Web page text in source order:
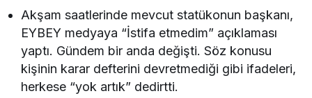
Akşam saatlerinde mevcut statükonun başkanı,
EYBEY medyaya “İstifa etmedim” açıklaması
yaptı. Gündem bir anda değişti. Söz konusu
kişinin karar defterini devretmediği gibi ifadeleri,
herkese “yok artık” dedirtti.